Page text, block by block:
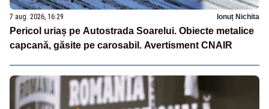
7 aug. 2026, 16:29 Ionuț Nichita
Pericol uriaș pe Autostrada Soarelui. Obiecte metalice
capcană, găsite pe carosabil. Avertisment CNAIR